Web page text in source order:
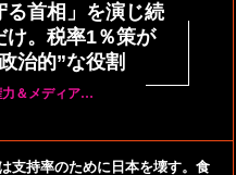
る首相」を演じ続
け。税率1％策が
治的”な役割
力＆メディア…
支持率のために日本を壊す。食